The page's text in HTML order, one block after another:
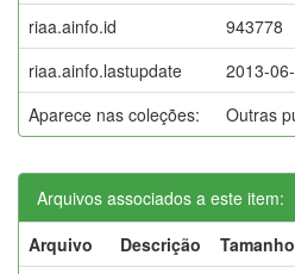
riaa.ainfo.id
943778
riaa.ainfo.lastupdate
2013-
Aparece nas coleções:
Outras
Arquivos associados a este item:
Arquivo
Descrição Tamanho